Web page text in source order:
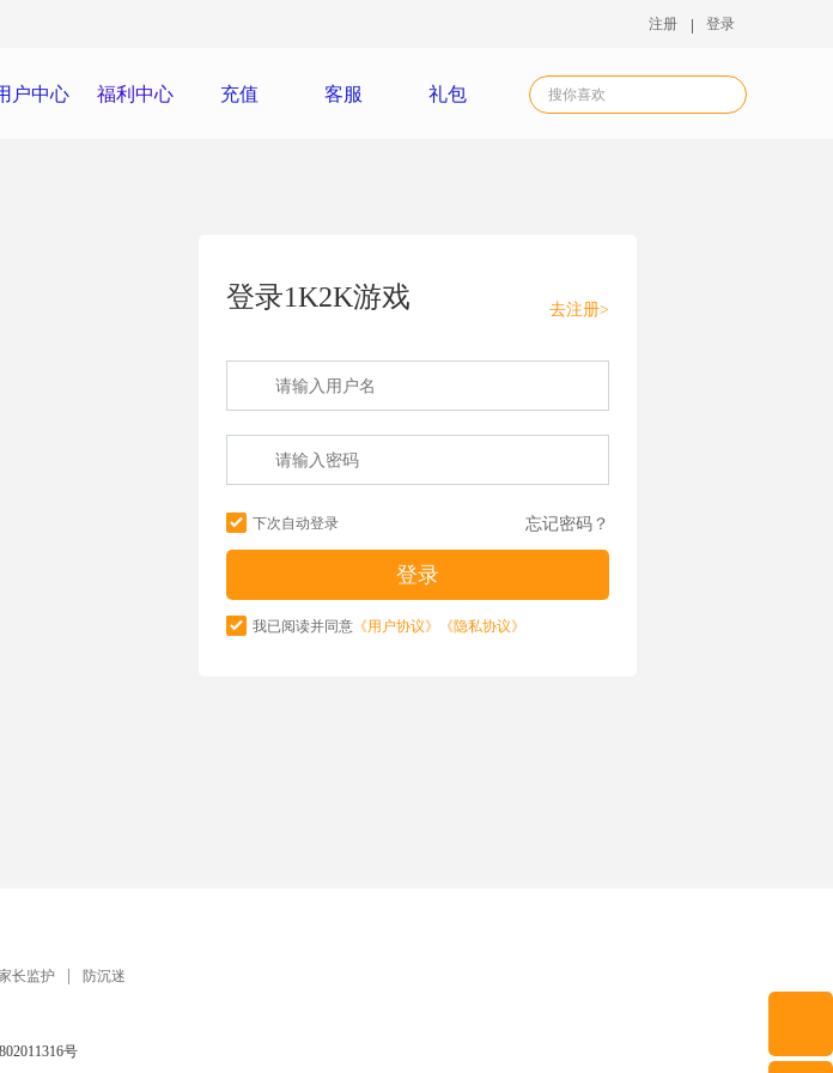
注册 登录
户中心 福利中心 充值 客服 礼包
登录1K2K游戏 去注册>
下次自动登录 忘记密码？
我已阅读并同意 《用户协议》 《隐私协议》
长监护 防沉迷
号